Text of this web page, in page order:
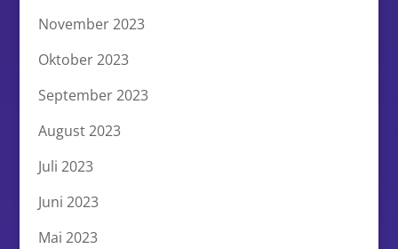
November 2023
Oktober 2023
September 2023
August 2023
Juli 2023
Juni 2023
Mai 2023